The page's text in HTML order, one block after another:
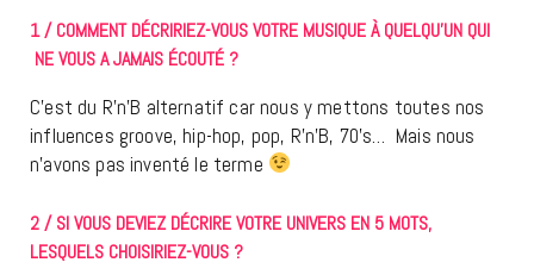
1 / COMMENT DÉCRIRIEZ-VOUS VOTRE MUSIQUE À QUELQU’UN QUI
NE VOUS A JAMAIS ÉCOUTÉ ?
C’est du R’n’B alternatif car nous y mettons toutes nos
influences groove, hip-hop, pop, R’n’B, 70’s… Mais nous
n’avons pas inventé le terme
2 / SI VOUS DEVIEZ DÉCRIRE VOTRE UNIVERS EN 5 MOTS,
LESQUELS CHOISIRIEZ-VOUS ?